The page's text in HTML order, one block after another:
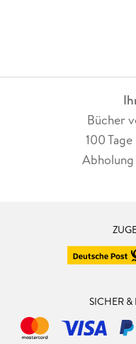
Bücher
100
SICHER